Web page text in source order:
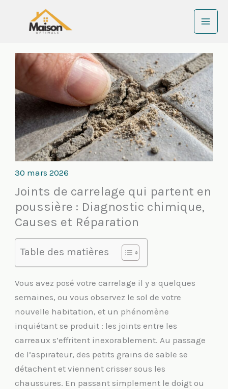
30 mars 2026
Joints de carrelage qui partent en
poussière : Diagnostic chimique,
Causes et Réparation
Table des matières
Vous avez posé votre carrelage il y a quelques
semaines, ou vous observez le sol de votre
nouvelle habitation, et un phénomène
inquiétant se produit : les joints entre les
carreaux s’effritent inexorablement. Au passage
de l’aspirateur, des petits grains de sable se
détachent et viennent crisser sous les
chaussures. En passant simplement le doigt ou